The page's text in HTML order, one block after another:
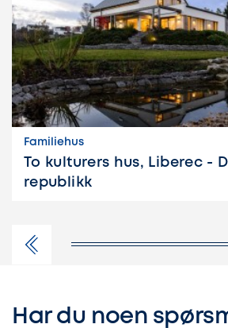
Familiehus
To kulturers hus, Liberec -
republikk
Har du noen